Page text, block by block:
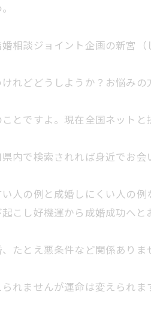
相談ジョイント企画の新宮（
れどどうしようか？お悩み
とですよ。現在全国ネットと
内で検索されれば身近でお会
人の例と成婚しにくい人の
こし好機運から成婚成功へと
たとえ悪条件など関係ありま
れませんが運命は変えられま